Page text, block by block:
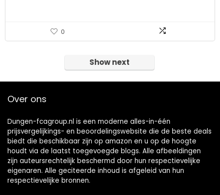
0
Show next
Over ons
Dungen-fcagroup.nl is een moderne alles-in-één
prijsvergelijkings- en beoordelingswebsite die de beste deals
biedt die beschikbaar zijn op amazon en u op de hoogte
houdt via de laatst toegevoegde blogs. Alle afbeeldingen
zijn auteursrechtelijk beschermd door hun respectievelijke
eigenaren. Alle geciteerde inhoud is afgeleid van hun
respectievelijke bronnen.